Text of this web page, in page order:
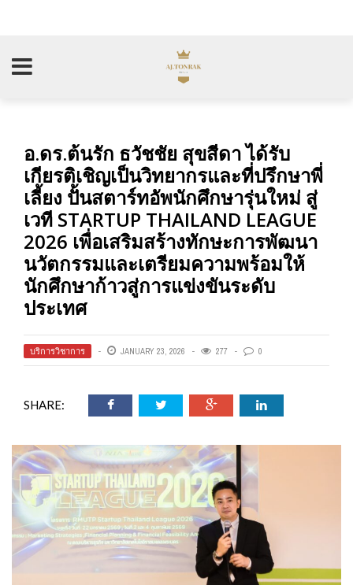
อ.ดร.ต้นรัก ธวัชชัย สุขสีดา ได้รับ
เกียรติเชิญเป็นวิทยากรและที่ปรึกษาพี่
เลี้ยง ปั้นสตาร์ทอัพนักศึกษารุ่นใหม่ สู่
เวที STARTUP THAILAND LEAGUE
2026 เพื่อเสริมสร้างทักษะการพัฒนา
นวัตกรรมและเตรียมความพร้อมให้
นักศึกษาก้าวสู่การแข่งขันระดับ
ประเทศ
บริการวิชาการ JANUARY 23, 2026 277 0
SHARE: